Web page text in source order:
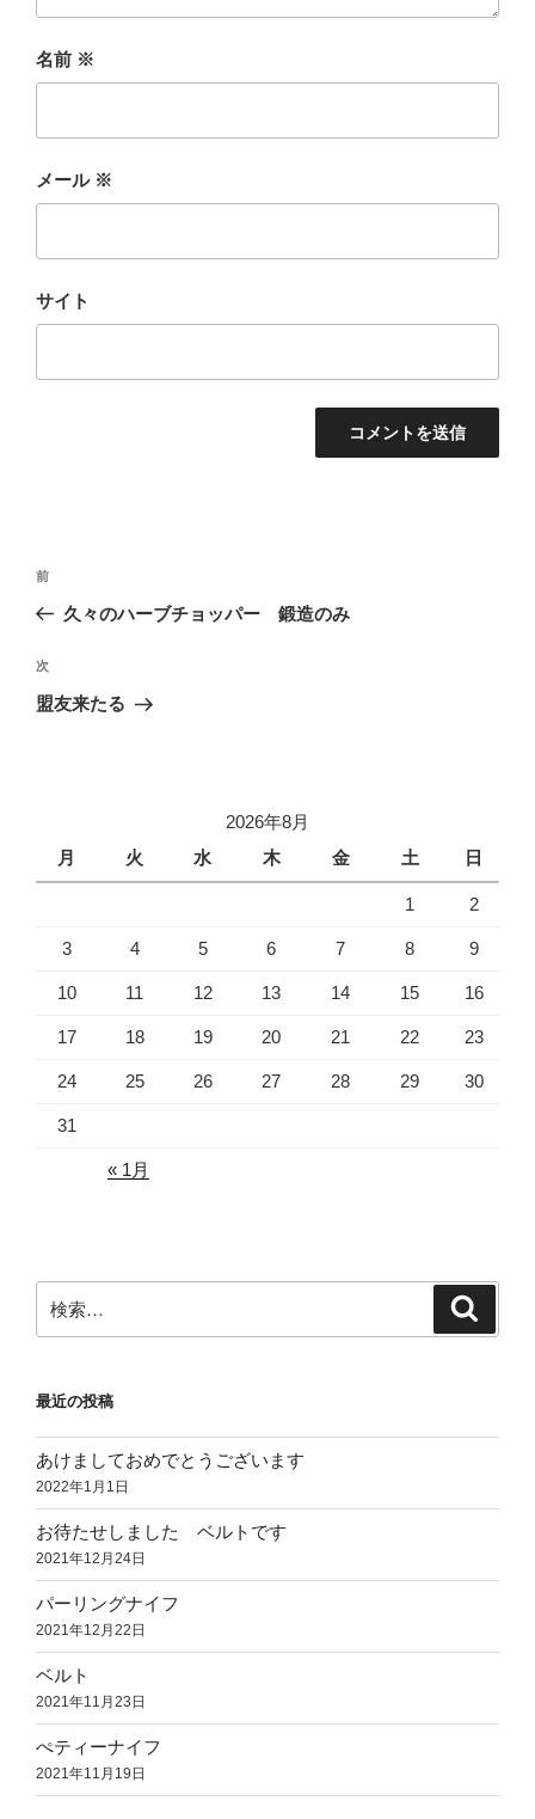
名前 ※
メール ※
サイト
投
ビ
ゲ
前
の
稿
前
久々のハーブチョッパー 鍛造のみ
次
の
次
盟友来たる
2026年8月
月
火 水 木 金 土 日
1 2
3 4 5 6 7 8 9
10 11 12 13 14 15 16
17 18 19 20 21 22 23
24 25 26 27 28 29 30
31
« 1月
索:
最近の投稿
あけましておめでとうございます
2022年1月1日
お待たせしました ベルトです
2021年12月24日
パーリングナイフ
2021年12月22日
ベルト
2021年11月23日
ぺティーナイフ
2021年11月19日